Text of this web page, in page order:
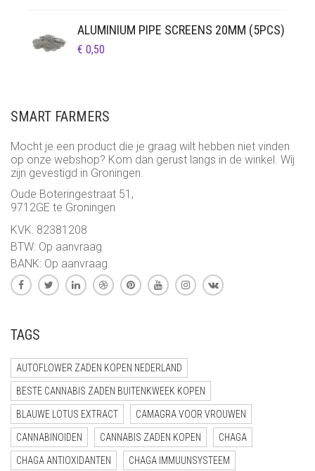
ALUMINIUM PIPE SCREENS 20MM (5PCS)
€ 0,50
SMART FARMERS
Mocht je een product die je graag wilt hebben niet vinden
op onze webshop? Kom dan gerust langs in de winkel. Wij
zijn gevestigd in Groningen.
Oude Boteringestraat 51,
9712GE te Groningen
KVK: 82381208
BTW: Op aanvraag
BANK: Op aanvraag
TAGS
AUTOFLOWER ZADEN KOPEN NEDERLAND
BESTE CANNABIS ZADEN BUITENKWEEK KOPEN
BLAUWE LOTUS EXTRACT CAMAGRA VOOR VROUWEN
CANNABINOIDEN CANNABIS ZADEN KOPEN CHAGA
CHAGA ANTIOXIDANTEN CHAGA IMMUUNSYSTEEM